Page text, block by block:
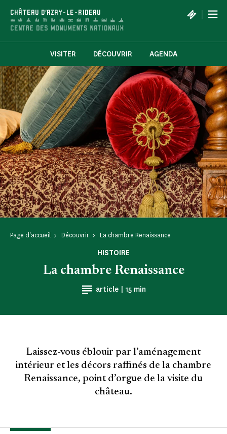
CHÂTEAU D'AZAY-LE-RIDEAU |
VISITER DÉCOUVRIR AGENDA
Page d'accueil Découvrir La chambre Renaissance
HISTOIRE
article | Temps de Lecture
15 min
La chambre Renaissance
Laissez-vous éblouir par l’aménagement
intérieur et les décors raffinés de la chambre
Renaissance, point d’orgue de la visite du
château.